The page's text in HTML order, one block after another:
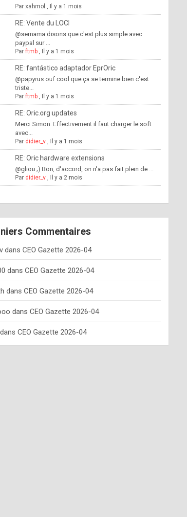
Par xahmol , Il y a 1 mois
RE: Vente du LOCI
@semama disons que c'est plus simple avec
paypal sur ...
Parftmb, Il y a 1 mois
RE: fantástico adaptador EprOric
@papyrus ouf cool que ça se termine bien c'est
triste...
Parftmb, Il y a 1 mois
RE: Oric.org updates
Merci Simon. Effectivement il faut charger le soft
avec...
Par didier_v, Il y a 1 mois
RE: Oric hardware extensions
@gliou ;) Bon, d'accord, on n'a pas fait plein de ...
Par didier_v, Il y a 2 mois
Commentaires
dans CEO Gazette 2026-04
dans CEO Gazette 2026-04
dans CEO Gazette 2026-04
dans CEO Gazette 2026-04
dans CEO Gazette 2026-04